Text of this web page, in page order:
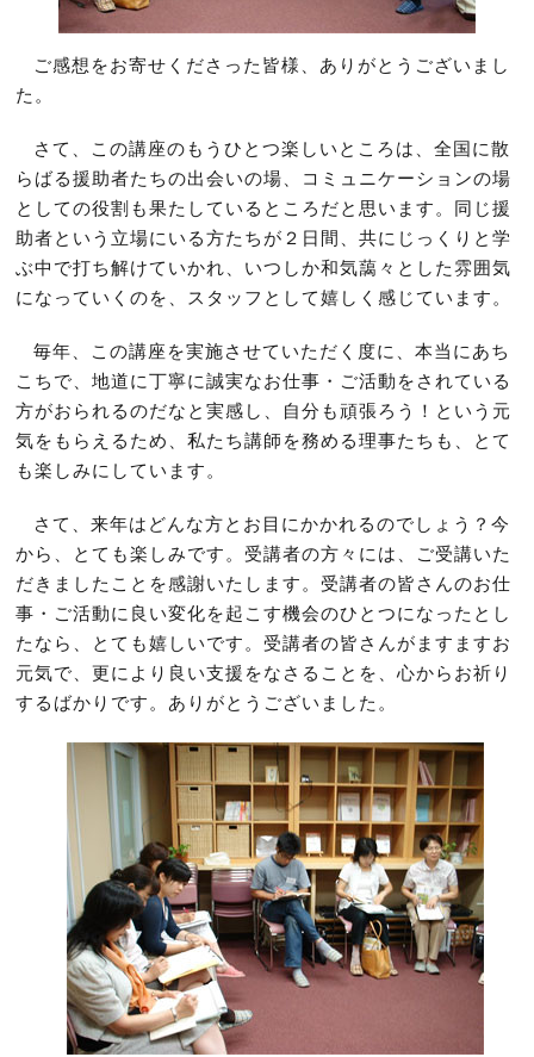
ご感想をお寄せくださった皆様、ありがとうございまし
た。
さて、この講座のもうひとつ楽しいところは、全国に散
らばる援助者たちの出会いの場、コミュニケーションの場
としての役割も果たしているところだと思います。同じ援
助者という立場にいる方たちが２日間、共にじっくりと学
ぶ中で打ち解けていかれ、いつしか和気藹々とした雰囲気
になっていくのを、スタッフとして嬉しく感じています。
毎年、この講座を実施させていただく度に、本当にあち
こちで、地道に丁寧に誠実なお仕事・ご活動をされている
方がおられるのだなと実感し、自分も頑張ろう！という元
気をもらえるため、私たち講師を務める理事たちも、とて
も楽しみにしています。
さて、来年はどんな方とお目にかかれるのでしょう？今
から、とても楽しみです。受講者の方々には、ご受講いた
だきましたことを感謝いたします。受講者の皆さんのお仕
事・ご活動に良い変化を起こす機会のひとつになったとし
たなら、とても嬉しいです。受講者の皆さんがますますお
元気で、更により良い支援をなさることを、心からお祈り
するばかりです。ありがとうございました。